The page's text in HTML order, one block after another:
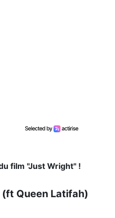
film "Just Wright" !
Queen Latifah)